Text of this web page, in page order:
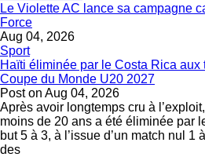
Le Violette AC lance sa campagne
Force
Aug 04, 2026
Sport
Haïti éliminée par le Costa Rica aux
Coupe du Monde U20 2027
Post on Aug 04, 2026
Après avoir longtemps cru à
moins de 20 ans a été éliminée par
but 5 à 3, à l’issue d’un match nul 1
des